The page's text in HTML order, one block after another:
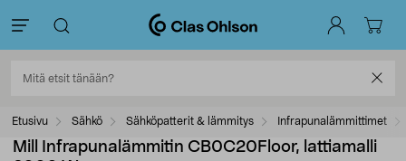
Etusivu Sähkö Sähköpatterit & lämmitys Infrapunalämmittimet
Mill Infrapunalämmitin CB0C20Floor, lattiamalli